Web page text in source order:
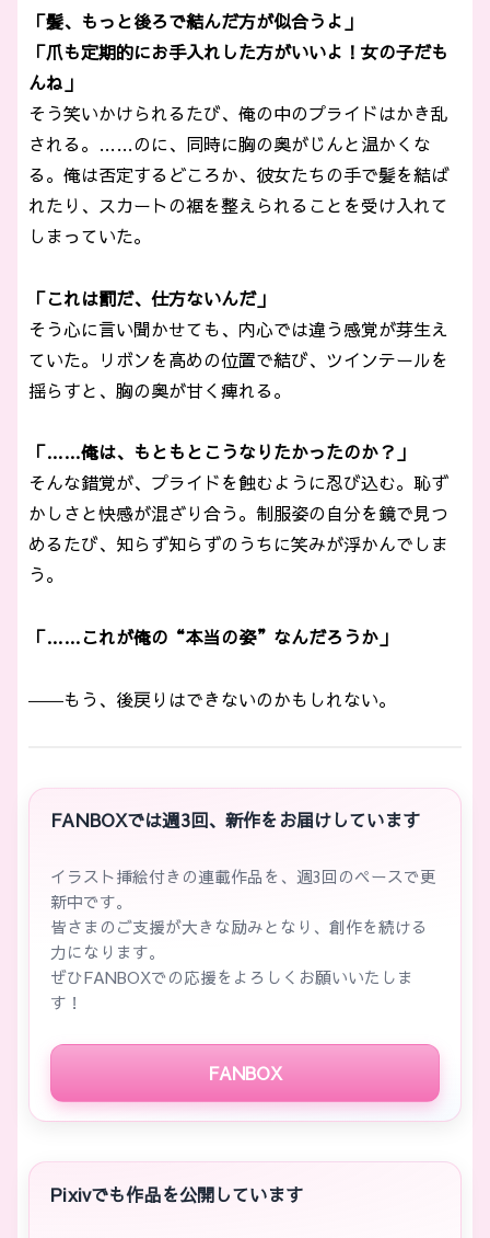
「髪、もっと後ろで結んだ方が似合うよ」
「爪も定期的にお手入れした方がいいよ！女の子だも
んね」
そう笑いかけられるたび、俺の中のプライドはかき乱
される。……のに、同時に胸の奥がじんと温かくな
る。俺は否定するどころか、彼女たちの手で髪を結ば
れたり、スカートの裾を整えられることを受け入れて
しまっていた。
「これは罰だ、仕方ないんだ」
そう心に言い聞かせても、内心では違う感覚が芽生え
ていた。リボンを高めの位置で結び、ツインテールを
揺らすと、胸の奥が甘く痺れる。
「……俺は、もともとこうなりたかったのか？」
そんな錯覚が、プライドを蝕むように忍び込む。恥ず
かしさと快感が混ざり合う。制服姿の自分を鏡で見つ
めるたび、知らず知らずのうちに笑みが浮かんでしま
う。
「……これが俺の“本当の姿”なんだろうか」
――もう、後戻りはできないのかもしれない。
FANBOXでは週3回、新作をお届けしています
イラスト挿絵付きの連載作品を、週3回のペースで更
新中です。
皆さまのご支援が大きな励みとなり、創作を続ける
力になります。
ぜひFANBOXでの応援をよろしくお願いいたしま
す！
FANBOX
Pixivでも作品を公開しています